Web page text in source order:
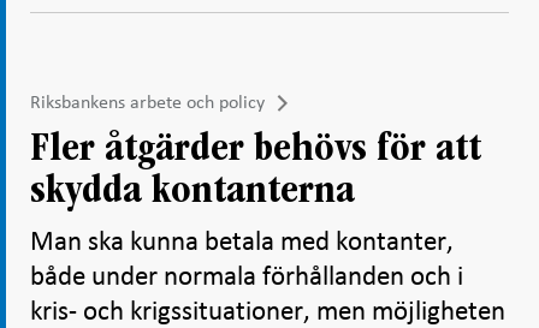
Riksbankens arbete och policy
Fler åtgärder behövs för att
skydda kontanterna
Man ska kunna betala med kontanter,
både under normala förhållanden och i
kris- och krigssituationer, men möjligheten